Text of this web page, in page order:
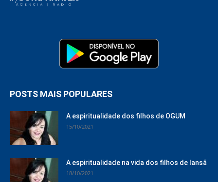
POSTS MAIS POPULARES
A espiritualidade dos filhos de OGUM
15/10/2021
A espiritualidade na vida dos filhos de Iansã
18/10/2021